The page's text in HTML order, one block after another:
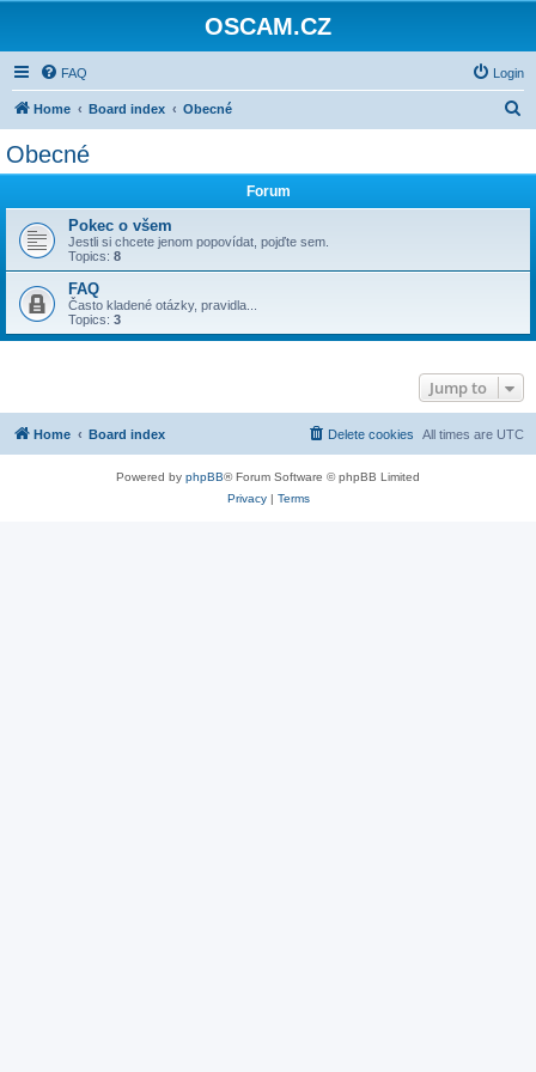
OSCAM.CZ
FAQ Login
Home Board index Obecné
Obecné
Forum
Pokec o všem
Jestli si chcete jenom popovídat, pojďte sem.
Topics: 8
FAQ
Často kladené otázky, pravidla...
Topics: 3
Jump to
Home Board index All times are UTC
Delete cookies
Powered by phpBB® Forum Software © phpBB Limited
Privacy| Terms